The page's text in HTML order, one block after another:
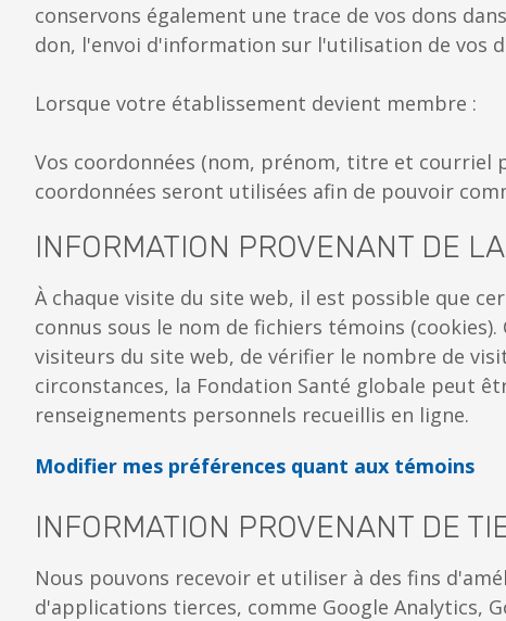
conservons également une trace de vos dons
don, l'envoi d'information sur l'utilisation de vos
Lorsque votre établissement devient membre :
Vos coordonnées (nom, prénom, titre et courriel
coordonnées seront utilisées afin de pouvoir
INFORMATION PROVENANT DE
À chaque visite du site web, il est possible que
connus sous le nom de fichiers témoins
visiteurs du site web, de vérifier le nombre de
circonstances, la Fondation Santé globale peut
renseignements personnels recueillis en ligne.
Modifier mes préférences quant aux témoins
INFORMATION PROVENANT DE
Nous pouvons recevoir et utiliser à des fins
d'applications tierces, comme Google Analytics,